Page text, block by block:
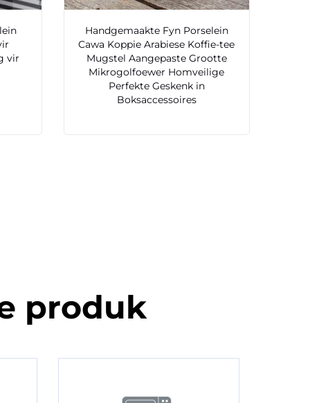
vir
Handgemaakte Fyn Porselein
Cawa Koppie Arabiese Koffie-tee
Mugstel Aangepaste Grootte
Mikrogolfoewer Homveilige
Perfekte Geskenk in
Boksaccessoires
produk